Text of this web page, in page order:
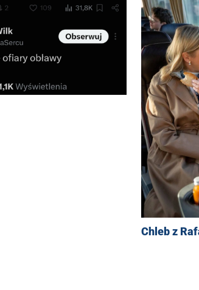
Chleb z